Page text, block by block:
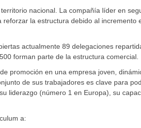
nacional. La compañía líder en
la estructura debido al incremento
actualmente 89 delegaciones
forman parte de la estructura comercial.
promoción en una empresa joven,
de sus trabajadores es clave para
liderazgo (número 1 en Europa), su
a: